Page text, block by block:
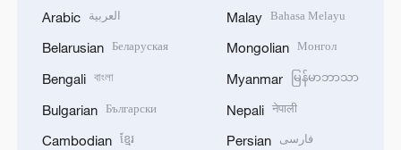
Arabic العربية
Belarusian Беларуская
Bengali বাংলা
Bulgarian Български
Cambodian ខ្មែរ
Malay Bahasa Melayu
Mongolian Монгол
Myanmar မြန်မာဘာသာ
Nepali नेपाली
Persian فارسی